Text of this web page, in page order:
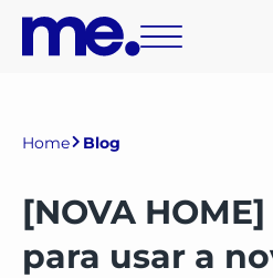
Home Blog
[NOVA
para usar a